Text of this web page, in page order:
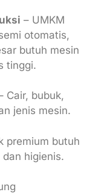
– UMKM
otomatis,
butuh mesin
tinggi.
Cair, bubuk,
jenis mesin.
premium butuh
higienis.